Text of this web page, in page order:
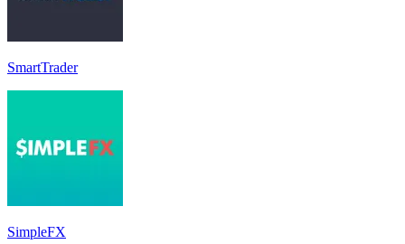
SmartTrader
SimpleFX